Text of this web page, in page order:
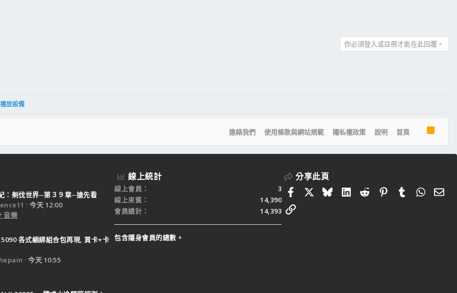
你必須登入或註冊才能在此回覆。
放設備
連絡我們 使用條款與網站規範 隱私權政策 說明 首頁
R
S
：刜伐世界─第３９章─搶先看
今天 12:00
音樂
各式綑綁組合包再現, 買卡+卡
今天 10:55
線上統計
線上會員
3
線上來賓
14,390
會員總計
14,393
包含隱身會員的總數。
分享此頁
FacebookBlueskyLinkedIn
RedditPinterestTumblr 電
連結